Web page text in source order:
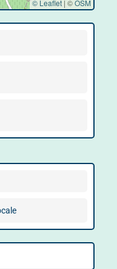
© Leaflet | ©OSM